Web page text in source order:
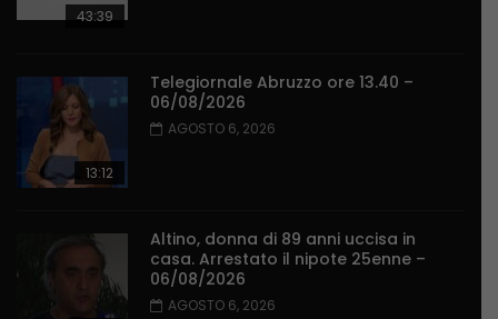
43:39
13:12
Telegiornale Abruzzo ore 13.40 –
06/08/2026
AGOSTO 6, 2026
Altino, donna di 89 anni uccisa in
casa. Arrestato il nipote 25enne –
06/08/2026
AGOSTO 6, 2026